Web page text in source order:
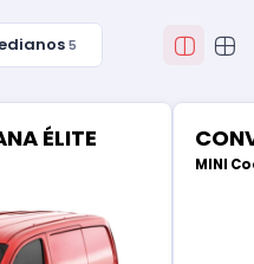
5
ÉLITE
MINI